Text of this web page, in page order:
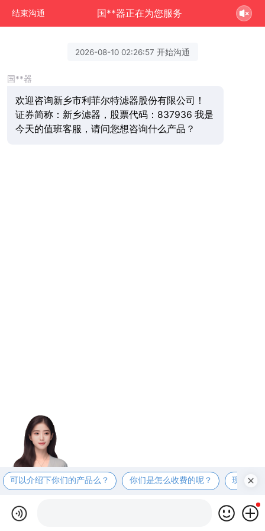
结束沟通 国**器正在为您服务
2026-08-10 02:26:57 开始沟通
国**器
欢迎咨询新乡市利菲尔特滤器股份有限公司！
证券简称：新乡滤器，股票代码：837936 我是
今天的值班客服，请问您想咨询什么产品？
可以介绍下你们的产品么？ 你们是怎么收费的呢？ 现在有